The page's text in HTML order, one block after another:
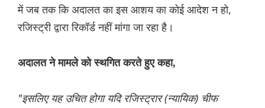
में जब तक कि अदालत का इस आशय का कोई आदेश न हो,
रजिस्ट्री द्वारा रिकॉर्ड नहीं मांगा जा रहा है।
अदालत ने मामले को स्थगित करते हुए कहा,
"इसलिए यह उचित होगा यदि रजिस्ट्रार (न्यायिक) चीफ